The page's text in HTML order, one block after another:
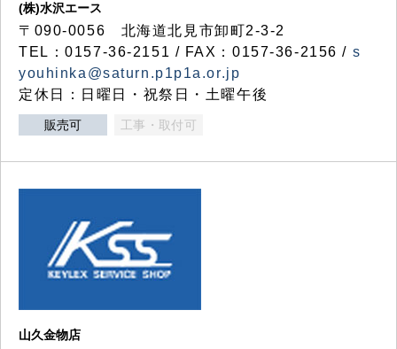
(株)水沢エース
〒090-0056 北海道北見市卸町2-3-2
TEL：0157-36-2151 / FAX：0157-36-2156 / s
youhinka@saturn.p1p1a.or.jp
定休日：日曜日・祝祭日・土曜午後
販売可 工事・取付可
山久金物店